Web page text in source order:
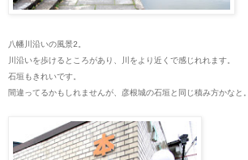
八幡川沿いの風景2。
川沿いを歩けるところがあり、川をより近くで感じれれます。
石垣もきれいです。
間違ってるかもしれませんが、彦根城の石垣と同じ積み方かなと。